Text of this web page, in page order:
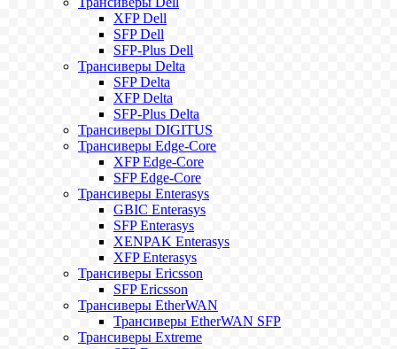
XFP Dell
SFP Dell
SFP-Plus Dell
Трансиверы Delta
SFP Delta
XFP Delta
SFP-Plus Delta
Трансиверы DIGITUS
Трансиверы Edge-Core
XFP Edge-Core
SFP Edge-Core
Трансиверы Enterasys
GBIC Enterasys
SFP Enterasys
XENPAK Enterasys
XFP Enterasys
Трансиверы Ericsson
SFP Ericsson
Трансиверы EtherWAN
Трансиверы EtherWAN SFP
Трансиверы Extreme